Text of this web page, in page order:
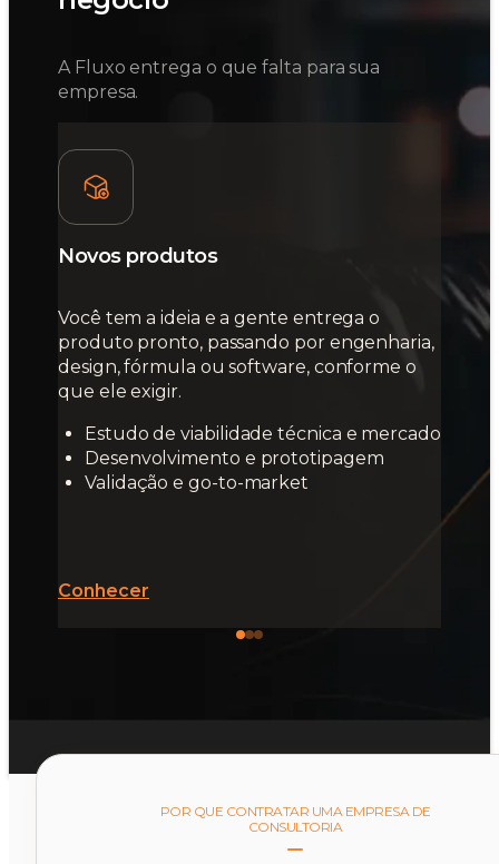
A Fluxo entrega o que falta para sua
empresa.
Novos produtos
Você tem a ideia e a gente entrega o
produto pronto, passando por engenharia,
design, fórmula ou software, conforme o
que ele exigir.
Estudo de viabilidade técnica e mercado
Desenvolvimento e prototipagem
Validação e go-to-market
Conhecer
POR QUE CONTRATAR UMA EMPRESA DE
CONSULTORIA